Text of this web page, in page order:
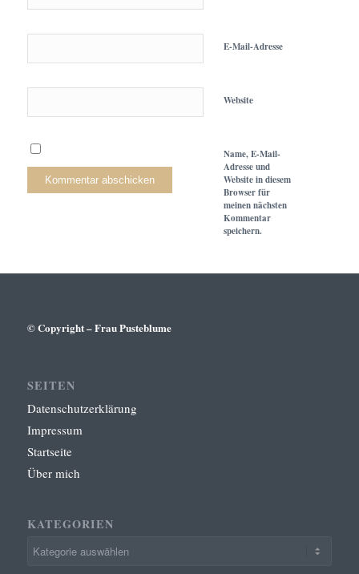
E-Mail-Adresse
Website
Name, E-Mail-
Adresse und
Website in diesem
Browser für
meinen nächsten
Kommentar
speichern.
© Copyright – Frau Pusteblume
SEITEN
Datenschutzerklärung
Impressum
Startseite
Über mich
KATEGORIEN